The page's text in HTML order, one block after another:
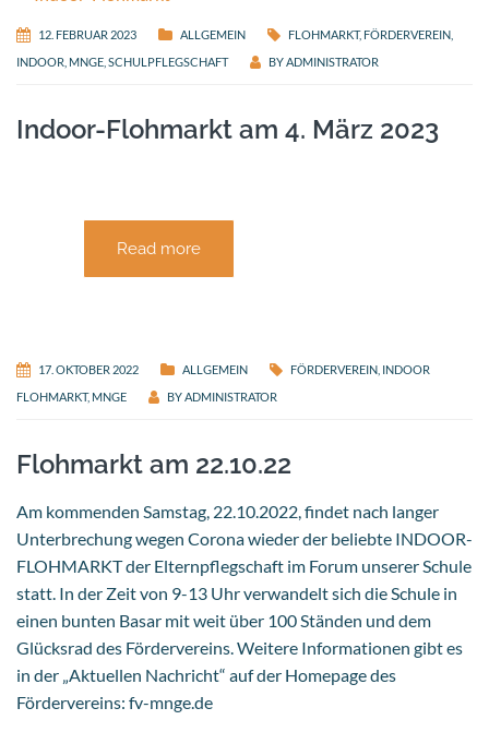
12. FEBRUAR 2023 ALLGEMEIN FLOHMARKT, FÖRDERVEREIN
INDOOR MNGE SCHULPFLEGSCHAFT BYADMINISTRATOR
Indoor-Flohmarkt am 4. März 2023
Read more
17. OKTOBER 2022 ALLGEMEIN FÖRDERVEREIN INDOOR
FLOHMARKT, MNGE BYADMINISTRATOR
Flohmarkt am 22.10.22
Am kommenden Samstag, 22.10.2022, findet nach langer
Unterbrechung wegen Corona wieder der beliebte INDOOR-
FLOHMARKT der Elternpflegschaft im Forum unserer Schule
statt. In der Zeit von 9-13 Uhr verwandelt sich die Schule in
einen bunten Basar mit weit über 100 Ständen und dem
Glücksrad des Fördervereins. Weitere Informationen gibt es
in der „Aktuellen Nachricht“ auf der Homepage des
Fördervereins: fv-mnge.de